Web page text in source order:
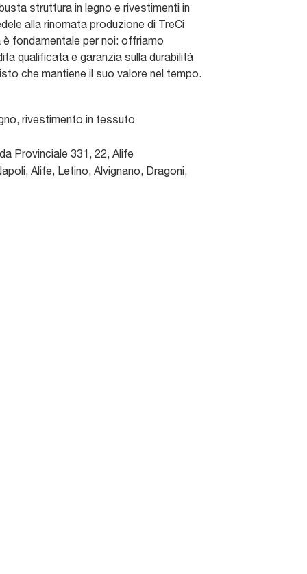
struttura in legno e rivestimenti in
alla rinomata produzione di TreCi
fondamentale per noi: offriamo
qualificata e garanzia sulla durabilità
che mantiene il suo valore nel tempo.
rivestimento in tessuto
Provinciale 331, 22, Alife
Alife, Letino, Alvignano, Dragoni,